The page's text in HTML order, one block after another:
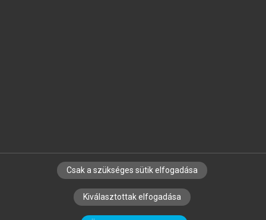
SZERZŐKNEK CÉGEKNEK KÖNYVTÁROSOKNAK
SZERKESZTÉSI ÉS LEKTORÁLÁSI ALAPELVEK
Csak a szükséges sütik elfogadása
Kiválasztottak elfogadása